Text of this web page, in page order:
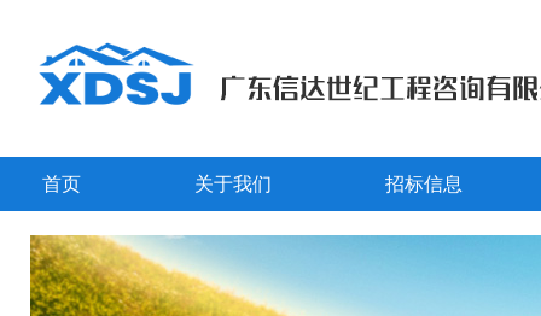
首页 关于我们 招标信息